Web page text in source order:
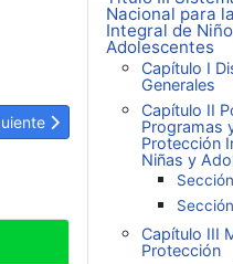
siguiente: LOPNNA
Nacional para
Integral de
Adolescentes
Capítulo I
Generales
Capítulo II
Programas
Protección
Niñas y
Capítulo III
Protección